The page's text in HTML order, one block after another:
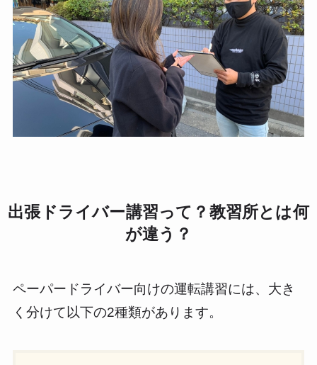
出張ドライバー講習って？教習所とは何
が違う？
ペーパードライバー向けの運転講習には、大き
く分けて以下の2種類があります。